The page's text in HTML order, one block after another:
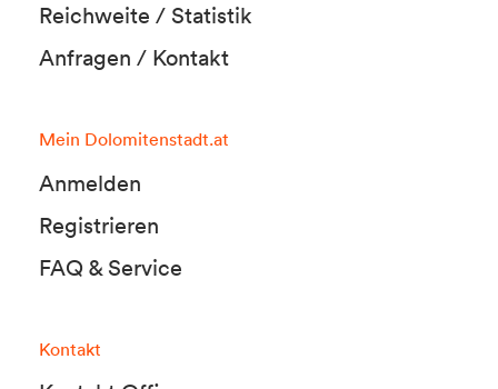
Reichweite / Statistik
Anfragen / Kontakt
Mein Dolomitenstadt.at
Anmelden
Registrieren
FAQ & Service
Kontakt